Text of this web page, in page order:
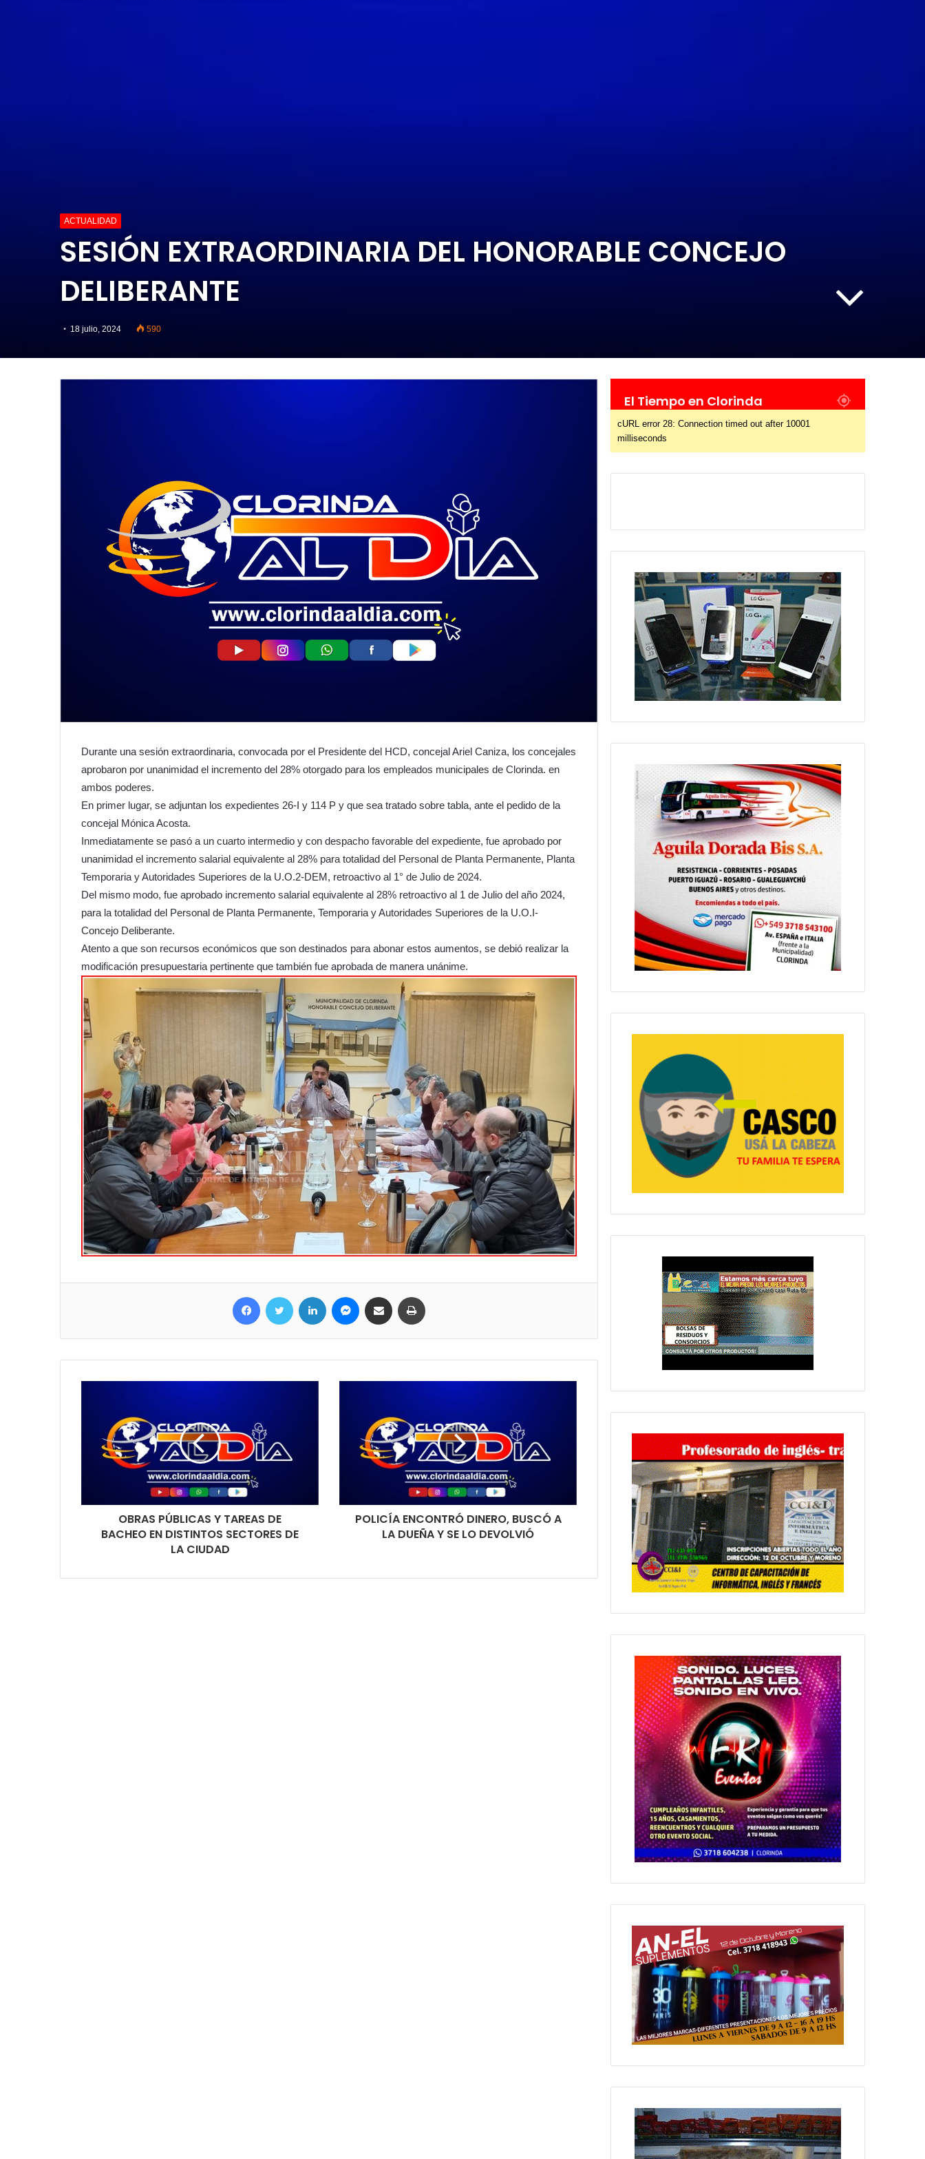
ACTUALIDAD
SESIÓN EXTRAORDINARIA DEL HONORABLE CONCEJO
DELIBERANTE
18 julio, 2024 590
Durante una sesión extraordinaria, convocada por el Presidente del HCD, concejal Ariel Caniza, los concejales
aprobaron por unanimidad el incremento del 28% otorgado para los empleados municipales de Clorinda. en
ambos poderes.
En primer lugar, se adjuntan los expedientes 26-I y 114 P y que sea tratado sobre tabla, ante el pedido de la
concejal Mónica Acosta.
Inmediatamente se pasó a un cuarto intermedio y con despacho favorable del expediente, fue aprobado por
unanimidad el incremento salarial equivalente al 28% para totalidad del Personal de Planta Permanente, Planta
Temporaria y Autoridades Superiores de la U.O.2-DEM, retroactivo al 1° de Julio de 2024.
Del mismo modo, fue aprobado incremento salarial equivalente al 28% retroactivo al 1 de Julio del año 2024,
para la totalidad del Personal de Planta Permanente, Temporaria y Autoridades Superiores de la U.O.I-
Concejo Deliberante.
Atento a que son recursos económicos que son destinados para abonar estos aumentos, se debió realizar la
modificación presupuestaria pertinente que también fue aprobada de manera unánime.
OBRAS PÚBLICAS Y TAREAS DE
BACHEO EN DISTINTOS SECTORES DE
LA CIUDAD
POLICÍA ENCONTRÓ DINERO, BUSCÓ A
LA DUEÑA Y SE LO DEVOLVIÓ
El Tiempo en Clorinda
cURL error 28: Connection timed out after 10001
milliseconds